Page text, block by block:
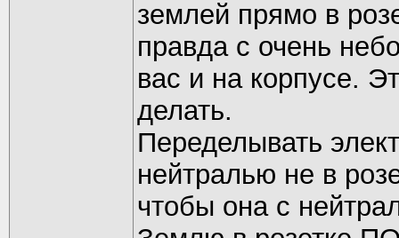
землей прямо в
правда с очень
вас и на корпусе.
делать.
Переделывать
нейтралью не в
чтобы она с